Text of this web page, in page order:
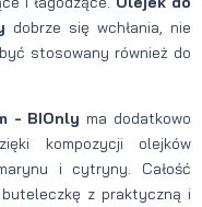
dobrze się wchłania, nie
stosowany również do
- BIOnly ma dodatkowo
kompozycji olejków
i cytryny. Całość
z praktyczną i